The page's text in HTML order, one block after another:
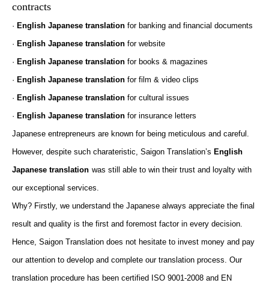
contracts
· English Japanese translation for banking and financial documents
· English Japanese translation for website
· English Japanese translation for books & magazines
· English Japanese translation for film & video clips
· English Japanese translation for cultural issues
· English Japanese translation for insurance letters
Japanese entrepreneurs are known for being meticulous and careful.
However, despite such charateristic, Saigon Translation’s English
Japanese translation was still able to win their trust and loyalty with
our exceptional services.
Why? Firstly, we understand the Japanese always appreciate the final
result and quality is the first and foremost factor in every decision.
Hence, Saigon Translation does not hesitate to invest money and pay
our attention to develop and complete our translation process. Our
translation procedure has been certified ISO 9001-2008 and EN